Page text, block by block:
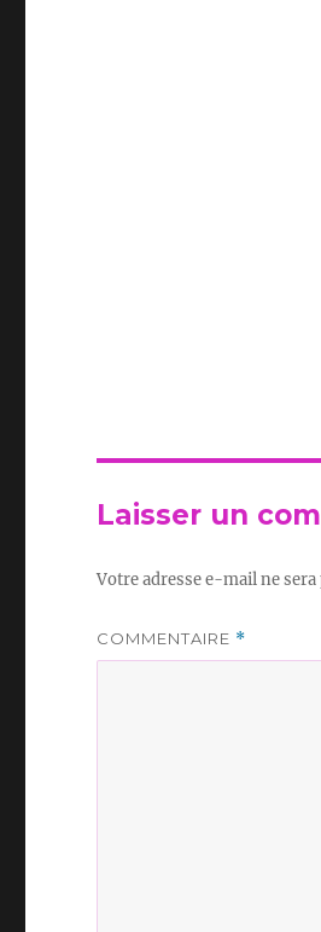
Laisser un
Votre adresse e-mail ne sera
COMMENTAIRE *